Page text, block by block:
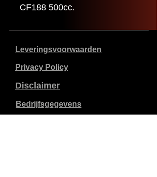
CF188 500cc.
Leveringsvoorwaarden
Privacy Policy
Disclaimer
Bedrijfsgegevens